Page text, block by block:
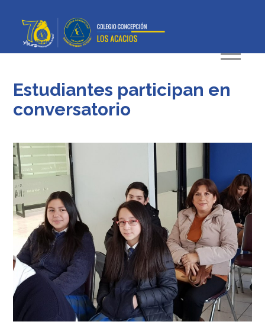
Estudiantes participan en
conversatorio